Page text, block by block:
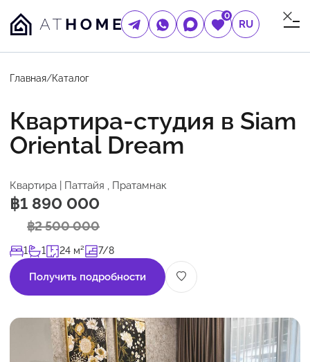
0
RU
Главная/Каталог
Квартира-студия в Siam
Oriental Dream
Квартира | Паттайя , Пратамнак
฿1 890 000
฿2 500 000
1 1 24 м² 7/8
Получить подробности